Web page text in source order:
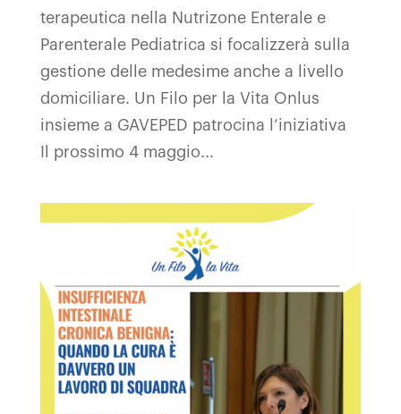
terapeutica nella Nutrizone Enterale e
Parenterale Pediatrica si focalizzerà sulla
gestione delle medesime anche a livello
domiciliare. Un Filo per la Vita Onlus
insieme a GAVEPED patrocina l’iniziativa
Il prossimo 4 maggio...